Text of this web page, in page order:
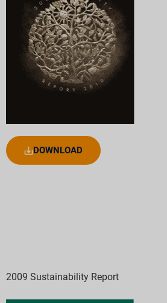
DOWNLOAD
2009 Sustainability Report